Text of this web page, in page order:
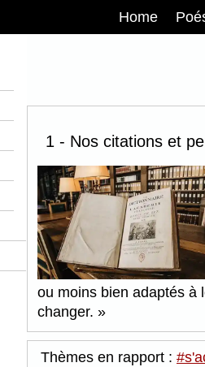
Home
1 - Nos citations et
ou moins bien adaptés à
changer.
Thèmes en rapport :